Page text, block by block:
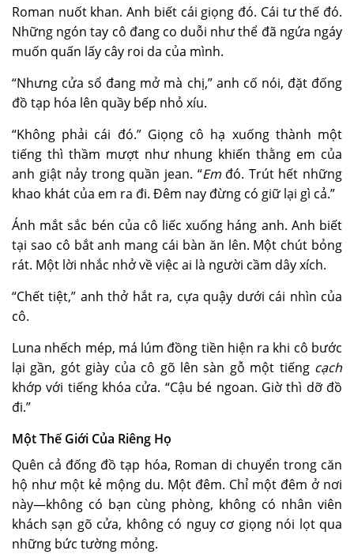
Roman nuốt khan. Anh biết cái giọng đó. Cái tư thế đó.
Những ngón tay cô đang co duỗi như thể đã ngứa ngáy
muốn quấn lấy cây roi da của mình.
“Nhưng cửa sổ đang mở mà chị,” anh cố nói, đặt đống
đồ tạp hóa lên quầy bếp nhỏ xíu.
“Không phải cái đó.” Giọng cô hạ xuống thành một
tiếng thì thầm mượt như nhung khiến thằng em của
anh giật nảy trong quần jean. “Emđó. Trút hết những
khao khát của em ra đi. Đêm nay đừng có giữ lại gì cả.”
Ánh mắt sắc bén của cô liếc xuống háng anh. Anh biết
tại sao cô bắt anh mang cái bàn ăn lên. Một chút bỏng
rát. Một lời nhắc nhở về việc ai là người cầm dây xích.
“Chết tiệt,” anh thở hắt ra, cựa quậy dưới cái nhìn của
cô.
Luna nhếch mép, má lúm đồng tiền hiện ra khi cô bước
lại gần, gót giày của cô gõ lên sàn gỗ một tiếng cạch
khớp với tiếng khóa cửa. “Cậu bé ngoan. Giờ thì dỡ đồ
đi.”
Một Thế Giới Của Riêng Họ
Quên cả đống đồ tạp hóa, Roman di chuyển trong căn
hộ như một kẻ mộng du. Một đêm. Chỉ một đêm ở nơi
này—không có bạn cùng phòng, không có nhân viên
khách sạn gõ cửa, không có nguy cơ giọng nói lọt qua
những bức tường mỏng.